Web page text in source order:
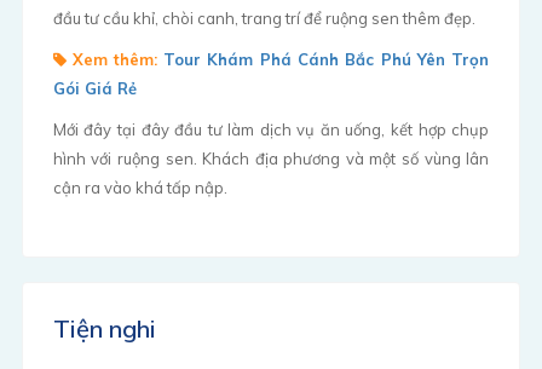
đầu tư cầu khỉ, chòi canh, trang trí để ruộng sen thêm đẹp.
Xem thêm: Tour Khám Phá Cánh Bắc Phú Yên Trọn
Gói Giá Rẻ
Mới đây tại đây đầu tư làm dịch vụ ăn uống, kết hợp chụp
hình với ruộng sen. Khách địa phương và một số vùng lân
cận ra vào khá tấp nập.
Tiện nghi